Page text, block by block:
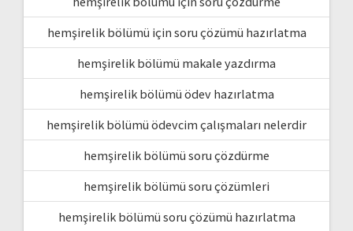
hemşirelik bölümü için soru çözümü hazırlatma
hemşirelik bölümü makale yazdırma
hemşirelik bölümü ödev hazırlatma
hemşirelik bölümü ödevcim çalışmaları nelerdir
hemşirelik bölümü soru çözdürme
hemşirelik bölümü soru çözümleri
hemşirelik bölümü soru çözümü hazırlatma